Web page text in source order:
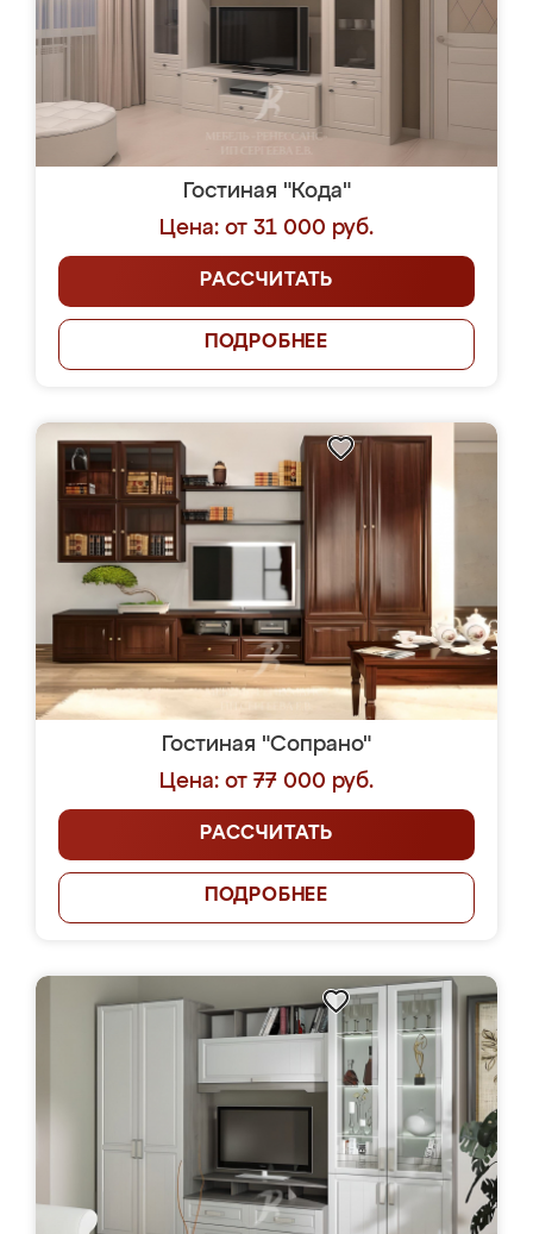
Гостиная "Кода"
Цена: от 31 000 руб.
РАССЧИТАТЬ
ПОДРОБНЕЕ
Гостиная "Сопрано"
Цена: от 77 000 руб.
РАССЧИТАТЬ
ПОДРОБНЕЕ